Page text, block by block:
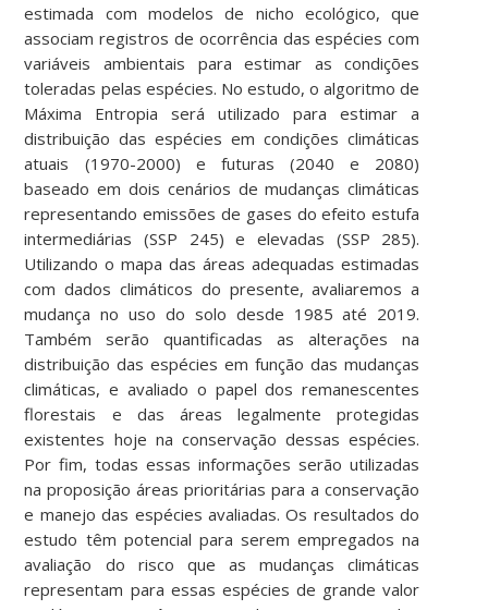
estimada com modelos de nicho ecológico, que
associam registros de ocorrência das espécies com
variáveis ambientais para estimar as condições
toleradas pelas espécies. No estudo, o algoritmo de
Máxima Entropia será utilizado para estimar a
distribuição das espécies em condições climáticas
atuais (1970-2000) e futuras (2040 e 2080)
baseado em dois cenários de mudanças climáticas
representando emissões de gases do efeito estufa
intermediárias (SSP 245) e elevadas (SSP 285).
Utilizando o mapa das áreas adequadas estimadas
com dados climáticos do presente, avaliaremos a
mudança no uso do solo desde 1985 até 2019.
Também serão quantificadas as alterações na
distribuição das espécies em função das mudanças
climáticas, e avaliado o papel dos remanescentes
florestais e das áreas legalmente protegidas
existentes hoje na conservação dessas espécies.
Por fim, todas essas informações serão utilizadas
na proposição áreas prioritárias para a conservação
e manejo das espécies avaliadas. Os resultados do
estudo têm potencial para serem empregados na
avaliação do risco que as mudanças climáticas
representam para essas espécies de grande valor